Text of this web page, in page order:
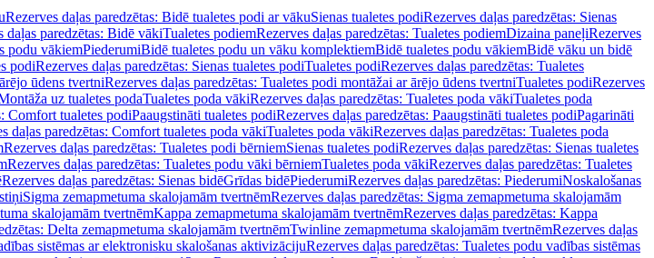
Rezerves daļas paredzētas: Bidē tualetes podi ar vākuSienas tualetes podiRezerves daļas paredzētas: Sienas
daļas paredzētas: Bidē vākiTualetes podiemRezerves daļas paredzētas: Tualetes podiemDizaina paneļiRezerves
podu vākiemPiederumiBidē tualetes podu un vāku komplektiemBidē tualetes podu vākiemBidē vāku un bidē
podiRezerves daļas paredzētas: Sienas tualetes podiTualetes podiRezerves daļas paredzētas: Tualetes
ūdens tvertniRezerves daļas paredzētas: Tualetes podi montāžai ar ārējo ūdens tvertniTualetes podiRezerves
uz tualetes podaTualetes poda vākiRezerves daļas paredzētas: Tualetes poda vākiTualetes poda
Comfort tualetes podiPaaugstināti tualetes podiRezerves daļas paredzētas: Paaugstināti tualetes podiPagarināti
daļas paredzētas: Comfort tualetes poda vākiTualetes poda vākiRezerves daļas paredzētas: Tualetes poda
Rezerves daļas paredzētas: Tualetes podi bērniemSienas tualetes podiRezerves daļas paredzētas: Sienas tualetes
Rezerves daļas paredzētas: Tualetes podu vāki bērniemTualetes poda vākiRezerves daļas paredzētas: Tualetes
Rezerves daļas paredzētas: Sienas bidēGrīdas bidēPiederumiRezerves daļas paredzētas: PiederumiNoskalošanas
Sigma zemapmetuma skalojamām tvertnēmRezerves daļas paredzētas: Sigma zemapmetuma skalojamām
skalojamām tvertnēmKappa zemapmetuma skalojamām tvertnēmRezerves daļas paredzētas: Kappa
Delta zemapmetuma skalojamām tvertnēmTwinline zemapmetuma skalojamām tvertnēmRezerves daļas
sistēmas ar elektronisku skalošanas aktivizācijuRezerves daļas paredzētas: Tualetes podu vadības sistēmas